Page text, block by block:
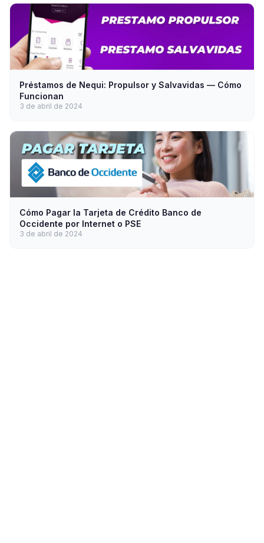
Préstamos de Nequi: Propulsor y Salvavidas — Cómo
Funcionan
3 de abril de 2024
Cómo Pagar la Tarjeta de Crédito Banco de
Occidente por Internet o PSE
3 de abril de 2024